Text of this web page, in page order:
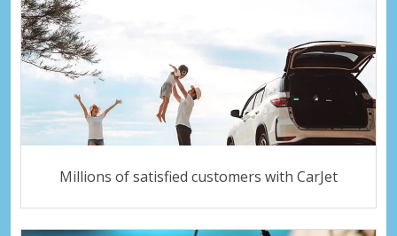
Millions of satisfied customers with CarJet